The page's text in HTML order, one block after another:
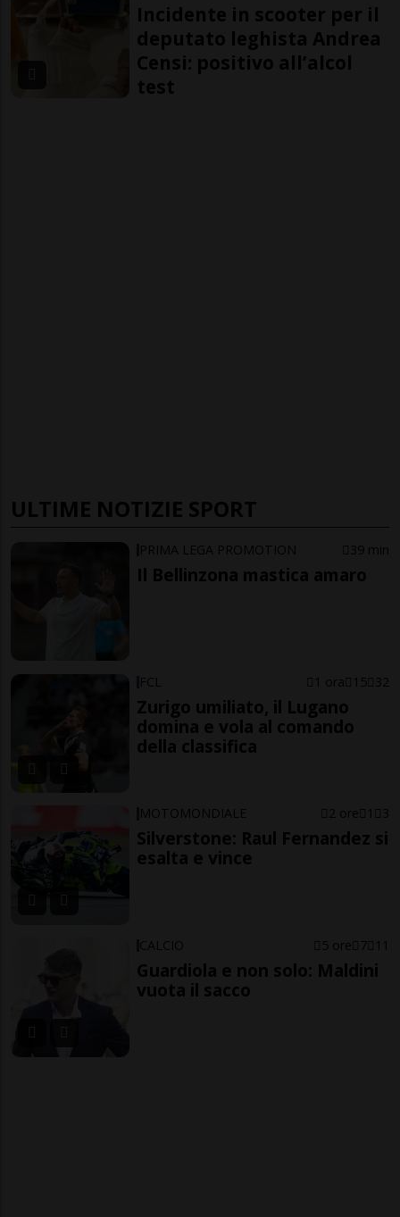
Incidente in scooter per il
deputato leghista Andrea
Censi: positivo all’alcol
test
ULTIME NOTIZIE SPORT
PRIMA LEGA PROMOTION 39 min
Il Bellinzona mastica amaro
FCL 1 ora 15 32
Zurigo umiliato, il Lugano
domina e vola al comando
della classifica
MOTOMONDIALE 2 ore 1 3
Silverstone: Raul Fernandez si
esalta e vince
CALCIO 5 ore 7 11
Guardiola e non solo: Maldini
vuota il sacco